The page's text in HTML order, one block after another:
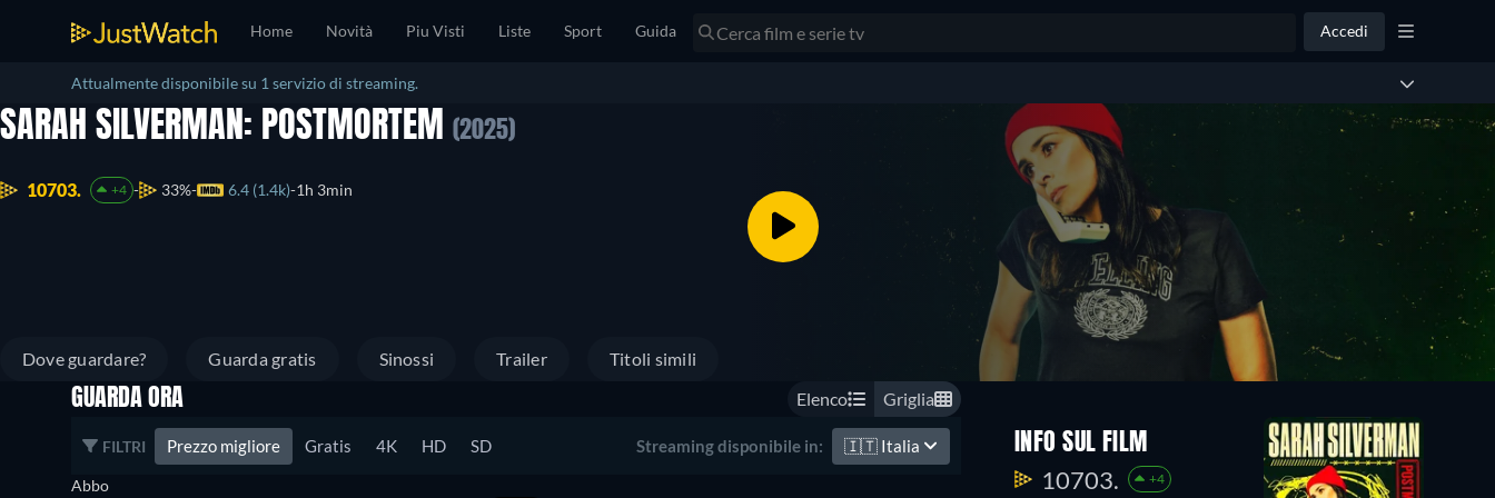
Home Novità Piu Visti Liste Sport Guida Accedi
Attualmente disponibile su 1 servizio di streaming.
SARAH SILVERMAN: POSTMORTEM (2025)
10703. +4 33% 6.4 (1.4k) 1h 3min
Dove guardare? Guarda gratis Sinossi Trailer Titoli simili
GUARDA ORA Elenco Griglia
FILTRI Prezzo migliore Gratis 4K HD SD Streaming disponibile in: 🇮🇹 Italia
Abbo
INFO SUL FILM
10703. +4